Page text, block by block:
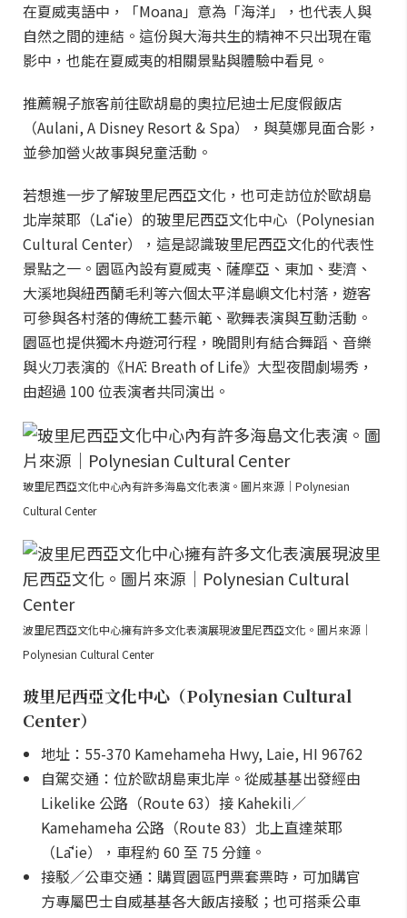
在夏威夷語中，「Moana」意為「海洋」，也代表人與
自然之間的連結。這份與大海共生的精神不只出現在電
影中，也能在夏威夷的相關景點與體驗中看見。
推薦親子旅客前往歐胡島的奧拉尼迪士尼度假飯店
（Aulani, A Disney Resort & Spa），與莫娜見面合影，
並參加營火故事與兒童活動。
若想進一步了解玻里尼西亞文化，也可走訪位於歐胡島
北岸萊耶（Lāʻie）的玻里尼西亞文化中心（Polynesian
Cultural Center），這是認識玻里尼西亞文化的代表性
景點之一。園區內設有夏威夷、薩摩亞、東加、斐濟、
大溪地與紐西蘭毛利等六個太平洋島嶼文化村落，遊客
可參與各村落的傳統工藝示範、歌舞表演與互動活動。
園區也提供獨木舟遊河行程，晚間則有結合舞蹈、音樂
與火刀表演的《HĀ: Breath of Life》大型夜間劇場秀，
由超過 100 位表演者共同演出。
玻里尼西亞文化中心內有許多海島文化表演。圖片來源｜Polynesian
Cultural Center
波里尼西亞文化中心擁有許多文化表演展現波里尼西亞文化。圖片來源｜
Polynesian Cultural Center
玻里尼西亞文化中心（Polynesian Cultural
Center）
地址：55-370 Kamehameha Hwy, Laie, HI 96762
自駕交通：位於歐胡島東北岸。從威基基出發經由
Likelike 公路（Route 63）接 Kahekili／
Kamehameha 公路（Route 83）北上直達萊耶
（Lāʻie），車程約 60 至 75 分鐘。
接駁／公車交通：購買園區門票套票時，可加購官
方專屬巴士自威基基各大飯店接駁；也可搭乘公車